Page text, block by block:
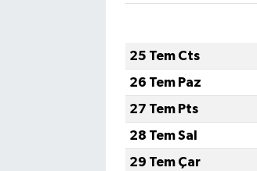
25 Tem Cts
26 Tem Paz
27 Tem Pts
28 Tem Sal
29 Tem Çar